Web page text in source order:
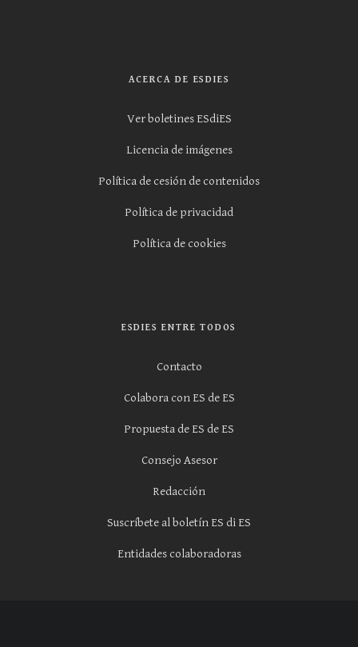
ACERCA DE ESDIES
Ver boletines ESdiES
Licencia de imágenes
Política de cesión de contenidos
Política de privacidad
Política de cookies
ESDIES ENTRE TODOS
Contacto
Colabora con ES de ES
Propuesta de ES de ES
Consejo Asesor
Redacción
Suscríbete al boletín ES di ES
Entidades colaboradoras